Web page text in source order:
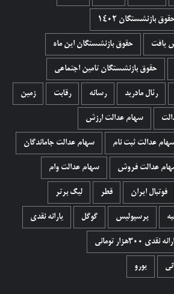
بازنشستگان 1402
یافت حقوق بازنشستگان این ماه
حقوق بازنشستگان تامین اجتماعی
رئال مادرید رسانه رقابت زمین
سهام عدالت ارزش
عدالت ثبت نام سهام عدالت جاماندگان
عدالت فروش سهام عدالت وام
فوتبال ایران قطر لیگ برتر
پرسپولیس گوگل یارانه نقدی
نقدی ۳۰۰هزار تومانی
یورو